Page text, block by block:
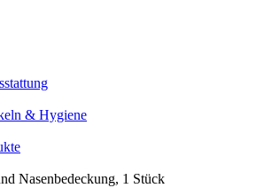
& Hygiene
Nasenbedeckung, 1 Stück